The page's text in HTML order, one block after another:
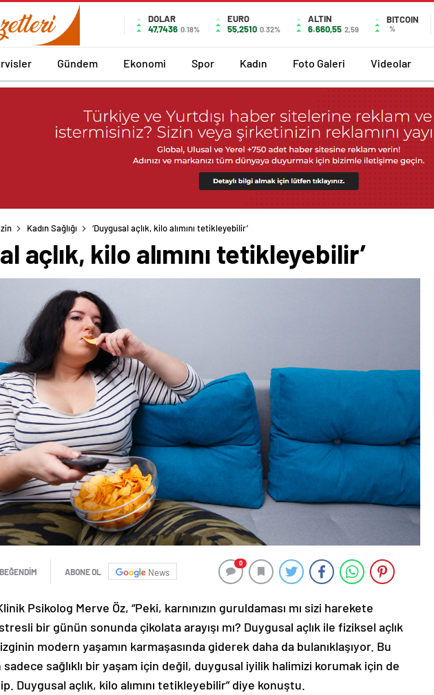
DOLAR
47,7436 0.18%
EURO
55,2510 0.32%
ALTIN
6.660,55 2,59
BITCOIN
%
Gündem Ekonomi Spor Kadın Foto Galeri Videolar
Kadın Sağlığı ‘Duygusal açlık, kilo alımını tetikleyebilir’
açlık, kilo alımını tetikleyebilir’
BEĞENDİM ABONE OL News
0
Psikolog Merve Öz, “Peki, karnınızın guruldaması mı sizi harekete
bir günün sonunda çikolata arayışı mı? Duygusal açlık ile fiziksel açlık
modern yaşamın karmaşasında giderek daha da bulanıklaşıyor. Bu
sadece sağlıklı bir yaşam için değil, duygusal iyilik halimizi korumak için de
Duygusal açlık, kilo alımını tetikleyebilir” diye konuştu.